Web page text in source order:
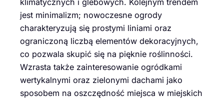
jest minimalizm; nowoczesne ogrody
charakteryzują się prostymi liniami oraz
ograniczoną liczbą elementów dekoracyjnych,
co pozwala skupić się na pięknie roślinności.
Wzrasta także zainteresowanie ogródkami
wertykalnymi oraz zielonymi dachami jako
sposobem na oszczędność miejsca w miejskich